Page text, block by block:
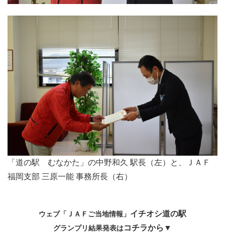
「道の駅 むなかた」の中野和久 駅長（左）と、ＪＡＦ
福岡支部 三原一能 事務所長（右）
ウェブ「ＪＡＦご当地情報」 イチオシ道の駅
グランプリ結果発表はコチラから▼